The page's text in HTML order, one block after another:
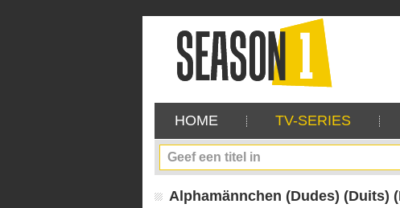
HOME TV-SERIES
Alphamännchen (Dudes) (Duits)